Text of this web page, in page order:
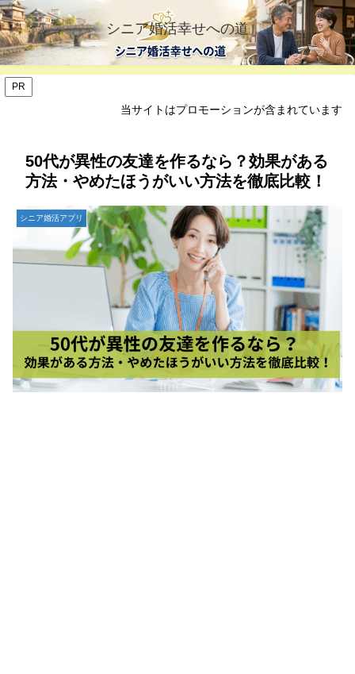
シニア婚活幸せへの道
PR
当サイトはプロモーションが含まれています
50代が異性の友達を作るなら？効果がある
方法・やめたほうがいい方法を徹底比較！
シニア婚活アプリ